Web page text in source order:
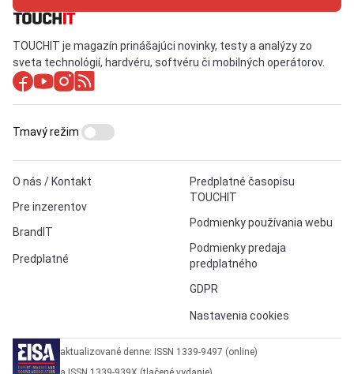
TOUCHIT je magazín prinášajúci novinky, testy a analýzy zo
sveta technológií, hardvéru, softvéru či mobilných operátorov.
O nás / Kontakt
Pre inzerentov
BrandIT
Predplatné
Predplatné časopisu
TOUCHIT
Podmienky používania webu
Podmienky predaja
predplatného
GDPR
Nastavenia cookies
Tmavý režim
aktualizované denne: ISSN 1339-9497 (online)